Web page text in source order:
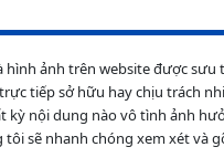
hình ảnh trên website được
tiếp sở hữu hay chịu trách
kỳ nội dung nào vô tình ảnh
sẽ nhanh chóng xem xét và